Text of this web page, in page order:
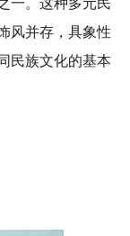
一。这种多元民
风并存，具象性
民族文化的基本